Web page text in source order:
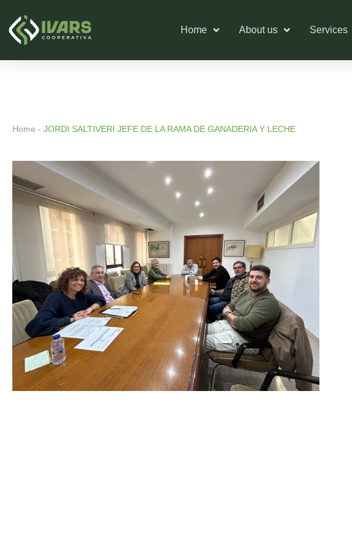
content
Home About us Services
Home - JORDI SALTIVERI JEFE DE LA RAMA DE GANADERIA Y LECHE